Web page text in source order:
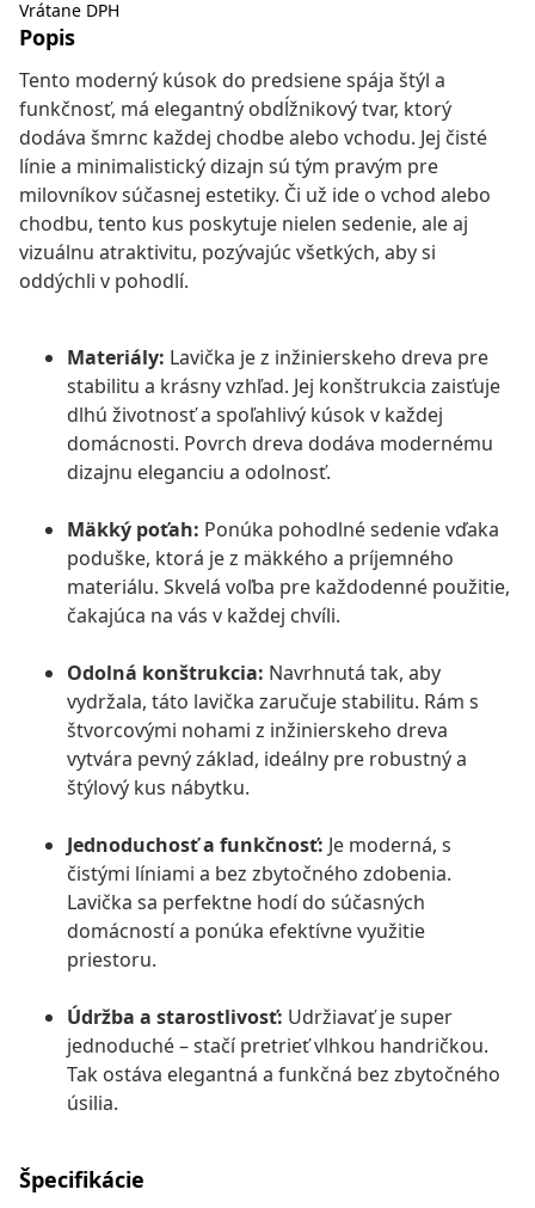
Vrátane DPH
Popis
Tento moderný kúsok do predsiene spája štýl a
funkčnosť, má elegantný obdĺžnikový tvar, ktorý
dodáva šmrnc každej chodbe alebo vchodu. Jej čisté
línie a minimalistický dizajn sú tým pravým pre
milovníkov súčasnej estetiky. Či už ide o vchod alebo
chodbu, tento kus poskytuje nielen sedenie, ale aj
vizuálnu atraktivitu, pozývajúc všetkých, aby si
oddýchli v pohodlí.
Materiály: Lavička je z inžinierskeho dreva pre
stabilitu a krásny vzhľad. Jej konštrukcia zaisťuje
dlhú životnosť a spoľahlivý kúsok v každej
domácnosti. Povrch dreva dodáva modernému
dizajnu eleganciu a odolnosť.
Mäkký poťah: Ponúka pohodlné sedenie vďaka
poduške, ktorá je z mäkkého a príjemného
materiálu. Skvelá voľba pre každodenné použitie,
čakajúca na vás v každej chvíli.
Odolná konštrukcia: Navrhnutá tak, aby
vydržala, táto lavička zaručuje stabilitu. Rám s
štvorcovými nohami z inžinierskeho dreva
vytvára pevný základ, ideálny pre robustný a
štýlový kus nábytku.
Jednoduchosť a funkčnosť: Je moderná, s
čistými líniami a bez zbytočného zdobenia.
Lavička sa perfektne hodí do súčasných
domácností a ponúka efektívne využitie
priestoru.
Údržba a starostlivosť: Udržiavať je super
jednoduché – stačí pretrieť vlhkou handričkou.
Tak ostáva elegantná a funkčná bez zbytočného
úsilia.
Špecifikácie